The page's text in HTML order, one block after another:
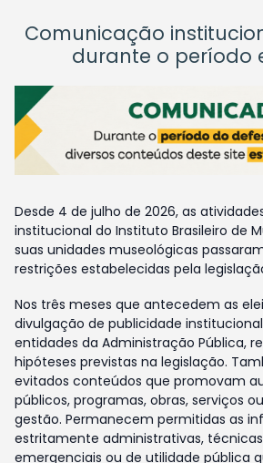
Comunicação
durante o período
Desde 4 de julho de 2026, as
institucional do Instituto Brasileiro de
suas unidades museológicas
restrições estabelecidas pela
Nos três meses que antecedem as
divulgação de publicidade
entidades da Administração Pública,
hipóteses previstas na legislação.
evitados conteúdos que promovam
públicos, programas, obras, serviços
gestão. Permanecem permitidas as
estritamente administrativas,
emergenciais ou de utilidade pública